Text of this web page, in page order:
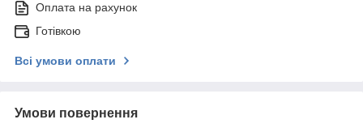
Оплата на рахунок
Готівкою
Всі умови оплати
Умови повернення